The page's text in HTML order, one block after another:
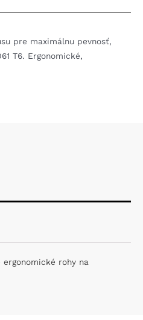
pre maximálnu pevnosť,
T6. Ergonomické,
ergonomické rohy na